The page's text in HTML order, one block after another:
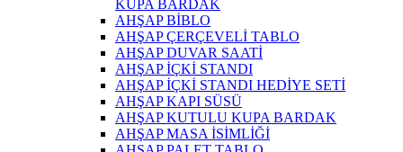
KUPA BARDAK
AHŞAP BİBLO
AHŞAP ÇERÇEVELİ TABLO
AHŞAP DUVAR SAATİ
AHŞAP İÇKİ STANDI
AHŞAP İÇKİ STANDI HEDİYE SETİ
AHŞAP KAPI SÜSÜ
AHŞAP KUTULU KUPA BARDAK
AHŞAP MASA İSİMLİĞİ